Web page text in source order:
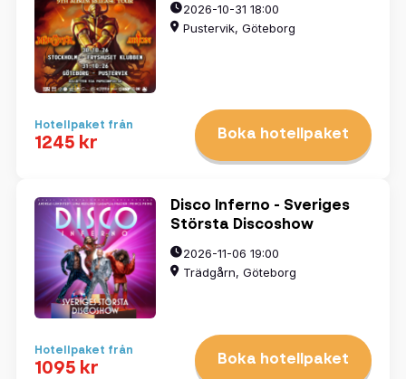
2026-10-31 18:00
Pustervik, Göteborg
Hotellpaket från
1245 kr Boka hotellpaket
Disco Inferno - Sveriges
Största Discoshow
2026-11-06 19:00
Trädgårn, Göteborg
Hotellpaket från
1095 kr Boka hotellpaket